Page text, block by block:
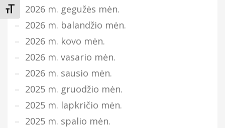
Keisti teksto dydį
2026 m. gegužės mėn.
2026 m. balandžio mėn.
2026 m. kovo mėn.
2026 m. vasario mėn.
2026 m. sausio mėn.
2025 m. gruodžio mėn.
2025 m. lapkričio mėn.
2025 m. spalio mėn.